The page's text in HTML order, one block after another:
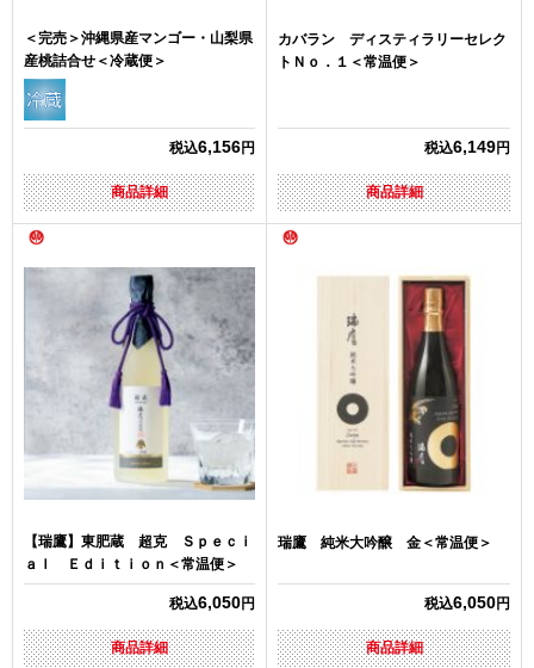
＜完売＞沖縄県産マンゴー・山梨県
産桃詰合せ＜冷蔵便＞
税込6,156円
商品詳細
カバラン ディスティラリーセレク
トＮｏ．１＜常温便＞
税込6,149円
商品詳細
【瑞鷹】東肥蔵 超克 Ｓｐｅｃｉ
ａｌ Ｅｄｉｔｉｏｎ＜常温便＞
税込6,050円
商品詳細
瑞鷹 純米大吟醸 金＜常温便＞
税込6,050円
商品詳細